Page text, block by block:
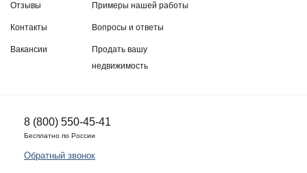
Отзывы
Контакты
Вакансии
Примеры нашей работы
Вопросы и ответы
Продать вашу
недвижимость
8 (800) 550-45-41
Бесплатно по России
Обратный звонок